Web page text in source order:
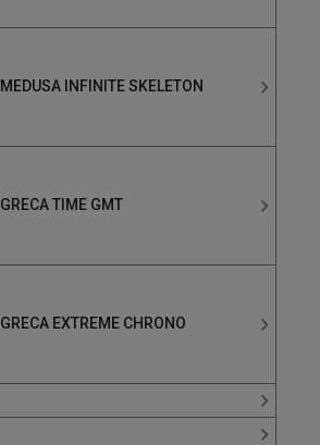
MEDUSA INFINITE SKELETON
GRECA TIME GMT
GRECA EXTREME CHRONO